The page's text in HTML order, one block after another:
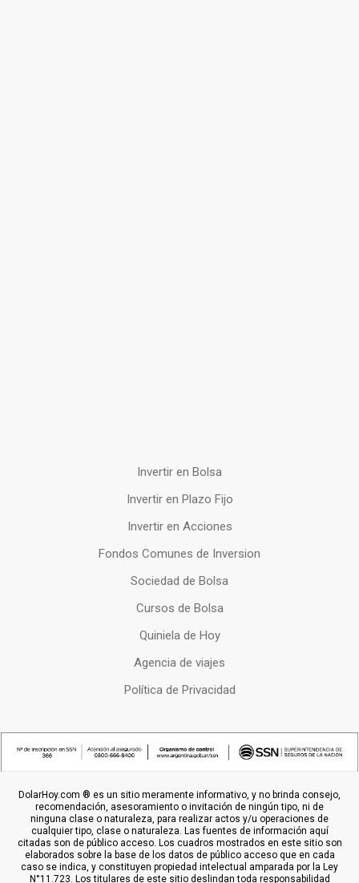
Invertir en Bolsa
Invertir en Plazo Fijo
Invertir en Acciones
Fondos Comunes de Inversion
Sociedad de Bolsa
Cursos de Bolsa
Quiniela de Hoy
Agencia de viajes
Política de Privacidad
DolarHoy.com ® es un sitio meramente informativo, y no brinda consejo,
recomendación, asesoramiento o invitación de ningún tipo, ni de
ninguna clase o naturaleza, para realizar actos y/u operaciones de
cualquier tipo, clase o naturaleza. Las fuentes de información aquí
citadas son de público acceso. Los cuadros mostrados en este sitio son
elaborados sobre la base de los datos de público acceso que en cada
caso se indica, y constituyen propiedad intelectual amparada por la Ley
N°11.723. Los titulares de este sitio deslindan toda responsabilidad